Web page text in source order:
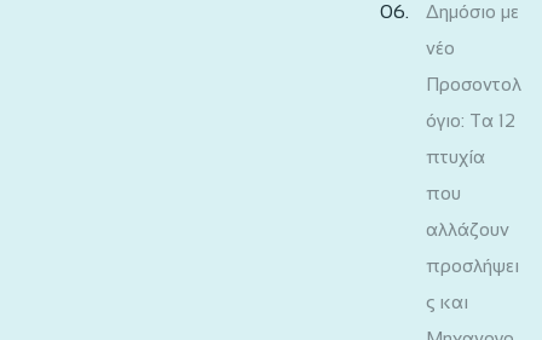
Δημόσιο με
νέο
Προσοντολ
όγιο: Τα 12
πτυχία
που
αλλάζουν
προσλήψει
ς και